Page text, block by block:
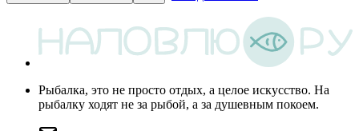
Рыбалка, это не просто отдых, а целое искусство. На
рыбалку ходят не за рыбой, а за душевным покоем.